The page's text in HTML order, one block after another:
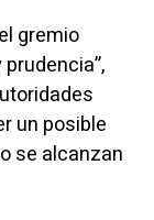
gremio
un posible
se alcanzan